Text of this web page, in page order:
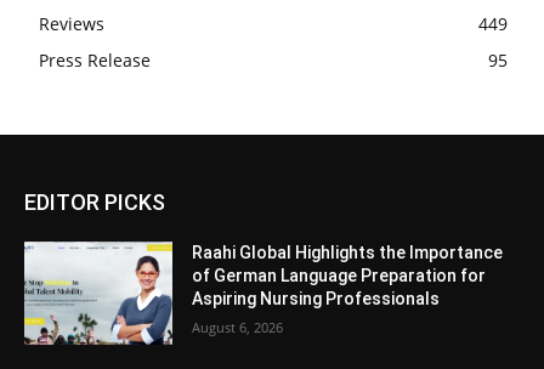
Reviews
449
Press Release
95
EDITOR PICKS
Raahi Global Highlights the Importance
of German Language Preparation for
Aspiring Nursing Professionals
August 6, 2026